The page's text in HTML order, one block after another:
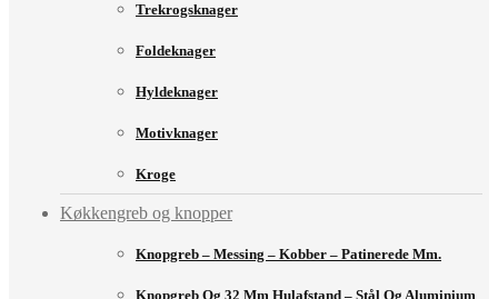
Trekrogsknager
Foldeknager
Hyldeknager
Motivknager
Kroge
Køkkengreb og knopper
Knopgreb – Messing – Kobber – Patinerede Mm.
Knopgreb Og 32 Mm Hulafstand – Stål Og Aluminium